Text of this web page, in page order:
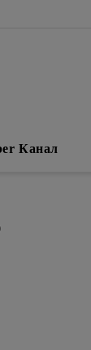
Канал